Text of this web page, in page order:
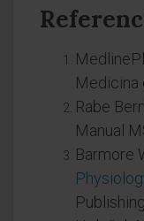
Medicina
Rabe
Manual
Barmore